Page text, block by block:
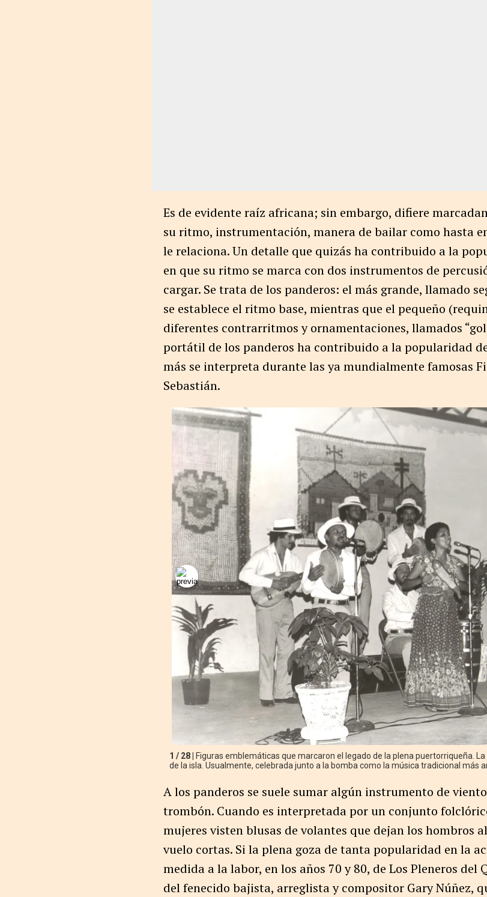
Es de evidente raíz africana; sin embargo, difiere
su ritmo, instrumentación, manera de bailar como hasta
le relaciona. Un detalle que quizás ha contribuido a la
en que su ritmo se marca con dos instrumentos de
cargar. Se trata de los panderos: el más grande, llamado
se establece el ritmo base, mientras que el pequeño
diferentes contrarritmos y ornamentaciones, llamados
portátil de los panderos ha contribuido a la popularidad
más se interpreta durante las ya mundialmente famosas
Sebastián.
1 / 28 |
Figuras emblemáticas que marcaron el legado de la plena puertorriqueña.
de la isla. Usualmente, celebrada junto a la bomba como la música tradicional más
A los panderos se suele sumar algún instrumento de
trombón. Cuando es interpretada por un conjunto
mujeres visten blusas de volantes que dejan los hombros
vuelo cortas. Si la plena goza de tanta popularidad en la
medida a la labor, en los años 70 y 80, de Los Pleneros del
del fenecido bajista, arreglista y compositor Gary Núñez,